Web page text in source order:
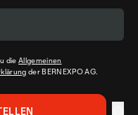
dieAllgemeinen
der BERNEXPO AG.